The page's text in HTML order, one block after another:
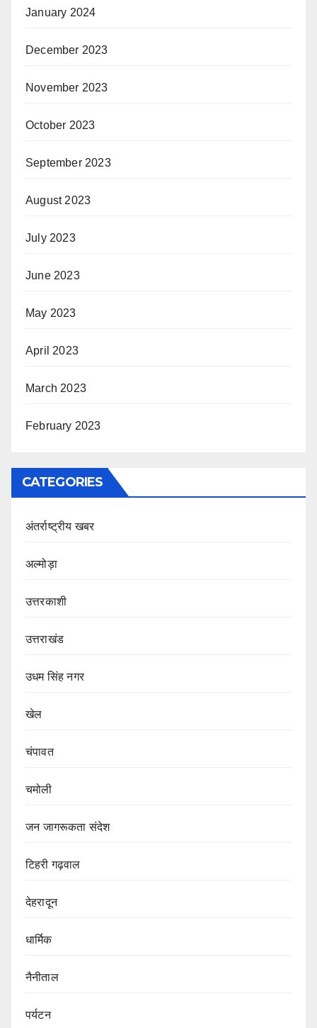
January 2024
December 2023
November 2023
October 2023
September 2023
August 2023
July 2023
June 2023
May 2023
April 2023
March 2023
February 2023
CATEGORIES
अंतर्राष्ट्रीय खबर
अल्मोड़ा
उत्तरकाशी
उत्तराखंड
उधम सिंह नगर
खेल
चंपावत
चमोली
जन जागरूकता संदेश
टिहरी गढ़वाल
देहरादून
धार्मिक
नैनीताल
पर्यटन